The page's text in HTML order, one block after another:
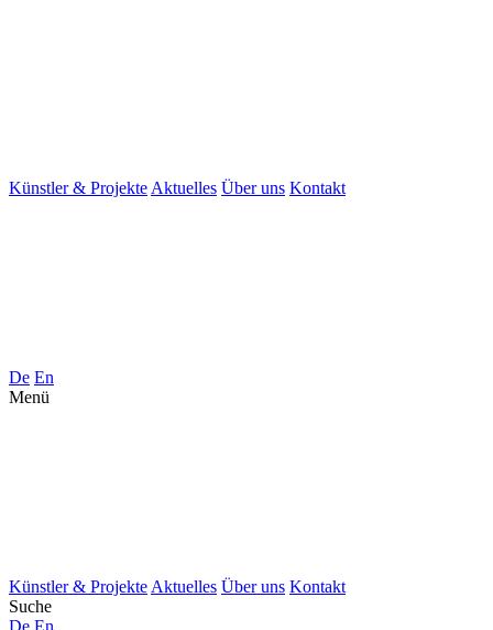
Künstler & Projekte Aktuelles Über uns Kontakt
De En
Menü
Künstler & Projekte Aktuelles Über uns Kontakt
Suche
De En